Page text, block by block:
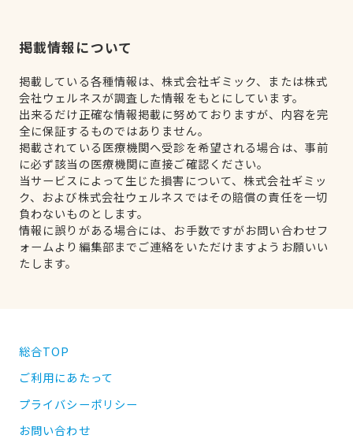
掲載情報について
掲載している各種情報は、株式会社ギミック、または株式
会社ウェルネスが調査した情報をもとにしています。
出来るだけ正確な情報掲載に努めておりますが、内容を完
全に保証するものではありません。
掲載されている医療機関へ受診を希望される場合は、事前
に必ず該当の医療機関に直接ご確認ください。
当サービスによって生じた損害について、株式会社ギミッ
ク、および株式会社ウェルネスではその賠償の責任を一切
負わないものとします。
情報に誤りがある場合には、お手数ですがお問い合わせフ
ォームより編集部までご連絡をいただけますようお願いい
たします。
総合TOP
ご利用にあたって
プライバシーポリシー
お問い合わせ